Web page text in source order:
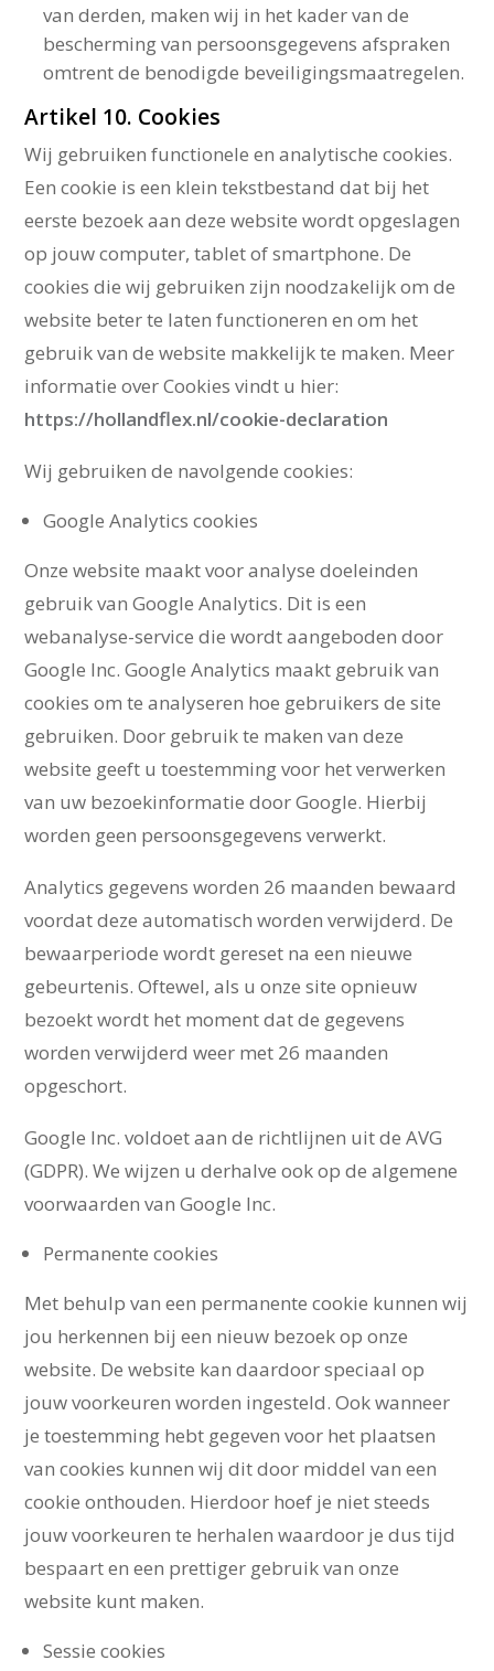
van derden, maken wij in het kader van de
bescherming van persoonsgegevens afspraken
omtrent de benodigde beveiligingsmaatregelen.
Artikel 10. Cookies
Wij gebruiken functionele en analytische cookies.
Een cookie is een klein tekstbestand dat bij het
eerste bezoek aan deze website wordt opgeslagen
op jouw computer, tablet of smartphone. De
cookies die wij gebruiken zijn noodzakelijk om de
website beter te laten functioneren en om het
gebruik van de website makkelijk te maken. Meer
informatie over Cookies vindt u hier:
https://hollandflex.nl/cookie-declaration
Wij gebruiken de navolgende cookies:
Google Analytics cookies
Onze website maakt voor analyse doeleinden
gebruik van Google Analytics. Dit is een
webanalyse-service die wordt aangeboden door
Google Inc. Google Analytics maakt gebruik van
cookies om te analyseren hoe gebruikers de site
gebruiken. Door gebruik te maken van deze
website geeft u toestemming voor het verwerken
van uw bezoekinformatie door Google. Hierbij
worden geen persoonsgegevens verwerkt.
Analytics gegevens worden 26 maanden bewaard
voordat deze automatisch worden verwijderd. De
bewaarperiode wordt gereset na een nieuwe
gebeurtenis. Oftewel, als u onze site opnieuw
bezoekt wordt het moment dat de gegevens
worden verwijderd weer met 26 maanden
opgeschort.
Google Inc. voldoet aan de richtlijnen uit de AVG
(GDPR). We wijzen u derhalve ook op de algemene
voorwaarden van Google Inc.
Permanente cookies
Met behulp van een permanente cookie kunnen wij
jou herkennen bij een nieuw bezoek op onze
website. De website kan daardoor speciaal op
jouw voorkeuren worden ingesteld. Ook wanneer
je toestemming hebt gegeven voor het plaatsen
van cookies kunnen wij dit door middel van een
cookie onthouden. Hierdoor hoef je niet steeds
jouw voorkeuren te herhalen waardoor je dus tijd
bespaart en een prettiger gebruik van onze
website kunt maken.
Sessie cookies